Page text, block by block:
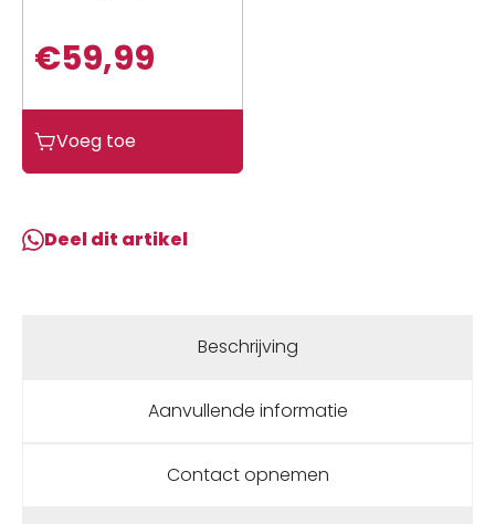
€59,99
Connect
TELEFOONHOUDER
BIKE
BUNDLE
Voeg toe
Deel dit artikel
Beschrijving
Aanvullende informatie
Contact opnemen